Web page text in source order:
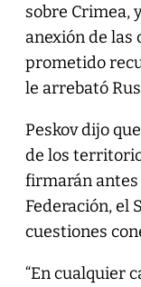
sobre Crimea,
anexión de las
prometido
le arrebató
Peskov dijo
de los
firmarán antes
Federación, el
cuestiones
“En cualquier